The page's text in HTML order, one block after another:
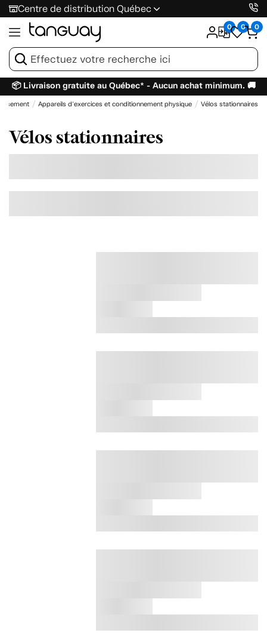
Centre de distribution Québec
0 0 0
📦 Livraison gratuite au Québec* - Aucun achat minimum. 🚚
Appareils d'exercices et conditionnement physique Vélos stationnaires
Vélos stationnaires